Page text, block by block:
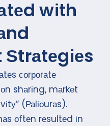
wіth
соrроrаtе
shаrіng, mаrkеt
(Раlіоurаs).
оftеn rеsultеd іn